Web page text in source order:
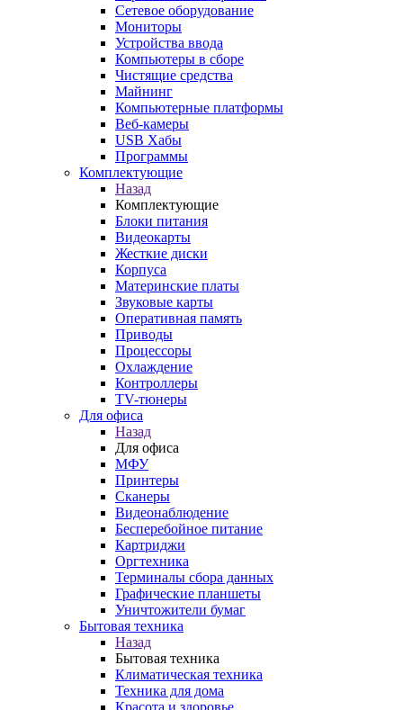
Сетевое оборудование
Мониторы
Устройства ввода
Компьютеры в сборе
Чистящие средства
Майнинг
Компьютерные платформы
Веб-камеры
USB Хабы
Программы
Комплектующие
Назад
Комплектующие
Блоки питания
Видеокарты
Жесткие диски
Корпуса
Материнские платы
Звуковые карты
Оперативная память
Приводы
Процессоры
Охлаждение
Контроллеры
TV-тюнеры
Для офиса
Назад
Для офиса
МФУ
Принтеры
Сканеры
Видеонаблюдение
Бесперебойное питание
Картриджи
Оргтехника
Терминалы сбора данных
Графические планшеты
Уничтожители бумаг
Бытовая техника
Назад
Бытовая техника
Климатическая техника
Техника для дома
Красота и здоровье